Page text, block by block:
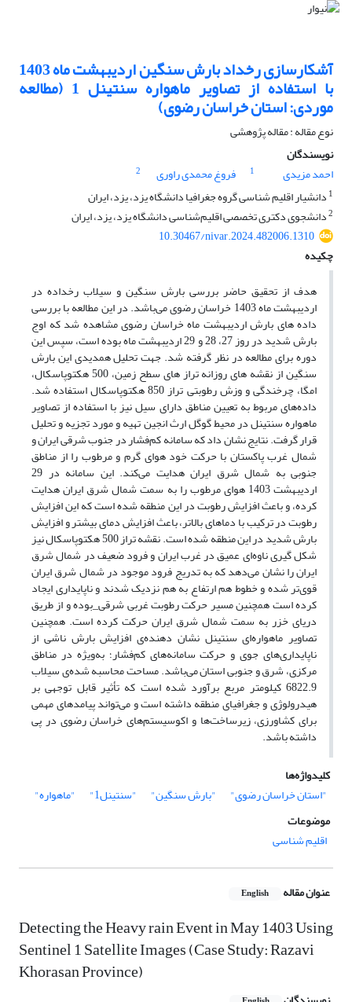
آشکارسازی رخداد بارش سنگین اردیبهشت ماه 1403
با استفاده از تصاویر ماهواره سنتینل 1 (مطالعه
موردی: استان خراسان رضوی)
نوع مقاله : مقاله پژوهشی
نویسندگان
احمد مزیدی
1 فروغ محمدی راوری
2
1 دانشیار اقلیم شناسی گروه جغرافیا دانشگاه یزد، یزد، ایران
2دانشجوی دکتری تخصصی اقلیم‌شناسی دانشگاه یزد، یزد، ایران
10.30467/nivar.2024.482006.1310
چکیده
هدف از تحقیق حاضر بررسی بارش سنگین و سیلاب رخداده در
اردیبهشت ماه 1403 خراسان رضوی می‌باشد. در این مطالعه با بررسی
داده های بارش اردیبهشت ماه خراسان رضوی مشاهده شد که اوج
بارش شدید در روز 27، 28 و 29 اردیبهشت ماه بوده است، سپس این
دوره برای مطالعه در نظر گرفته شد. جهت تحلیل همدیدی این بارش
سنگین از نقشه های روزانه تراز های سطح زمین، 500 هکتوپاسکال،
امگا، چرخندگی و وزش رطوبتی تراز 850 هکتوپاسکال استفاده شد.
داده‌های مربوط به تعیین مناطق دارای سیل نیز با استفاده از تصاویر
ماهواره سنتینل در محیط گوگل ارث انجین تهیه و مورد تجزیه و تحلیل
قرار گرفت. نتایج نشان داد که سامانه کم‌فشار در جنوب شرقی ایران و
شمال غرب پاکستان با حرکت خود هوای گرم و مرطوب را از مناطق
جنوبی به شمال شرق ایران هدایت ‌می‌کند. این سامانه در 29
اردیبهشت 1403 هوای مرطوب را به سمت شمال شرق ایران هدایت
کرده، و باعث افزایش رطوبت در این منطقه شده است که این افزایش
رطوبت در ترکیب با دماهای بالاتر، باعث افزایش دمای بیشتر و افزایش
بارش شدید در این منطقه شده است. نقشه تراز 500 هکتوپاسکال نیز
شکل گیری ناوه‌ای عمیق در غرب ایران و فرود ضعیف در شمال شرق
ایران را نشان می‌دهد که به تدریج فرود موجود در شمال شرق ایران
قوی‌تر شده و خطوط هم ارتفاع به هم نزدیک شدند و ناپایداری ایجاد
کرده است همچنین مسیر حرکت رطوبت غربی شرقی_بوده و از طریق
دریای خزر به سمت شمال شرق ایران حرکت کرده است. همچنین
تصاویر ماهواره‌ای سنتینل نشان دهنده‌ی افزایش بارش ناشی از
ناپایداری‌های جوی و حرکت سامانه‌های کم‌فشار؛ به‌ویژه در مناطق
مرکزی، شرق و جنوبی استان می‌باشد. مساحت محاسبه شده‌ی سیلاب
6822.9 کیلومتر مربع برآورد شده است که تأثیر قابل توجهی بر
هیدرولوژی و جغرافیای منطقه داشته است و می‌تواند پیامدهای مهمی
برای کشاورزی، زیرساخت‌ها و اکوسیستم‌های خراسان رضوی در پی
داشته باشد.
کلیدواژه‌ها
"استان خراسان رضوی"
"بارش سنگین" "سنتینل1"
"ماهواره"
موضوعات
اقلیم شناسی
عنوان مقاله English
Detecting the Heavy rain Event in May 1403 Using
Sentinel 1 Satellite Images (Case Study: Razavi
Khorasan Province)